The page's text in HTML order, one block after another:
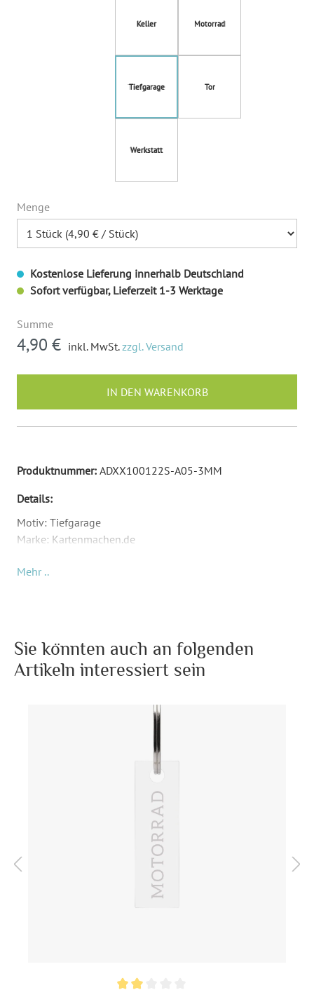
Keller Motorrad
Tiefgarage Tor
Werkstatt
Menge
Kostenlose Lieferung innerhalb Deutschland
Sofort verfügbar, Lieferzeit 1-3 Werktage
Summe
4,90 € inkl. MwSt.zzgl. Versand
IN DEN WARENKORB
Produktnummer: ADXX100122S-A05-3MM
Details:
Motiv: Tiefgarage
Marke: Kartenmachen.de
Material: Acrylglas 3 mm
Gut lesbare und hochwertige Lasergravur
UV-Beständiges Acrylglas
Diesen Schlüsselanhänger können Sie auf ein separaten
wofür die Schlüssel sind. Besonders gut geeignet für
Schlüssel, die man nicht täglich braucht und bei sich hat.
Rechteck (Breite 15 mm,
Höhe 50 mm)
Mit Schlüsselring
Transparent
Kante
Tiefgarage
Mehr ..
Sie könnten auch an folgenden
Artikeln interessiert sein